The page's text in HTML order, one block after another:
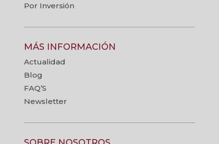
Por Inversión
MÁS INFORMACIÓN
Actualidad
Blog
FAQ’S
Newsletter